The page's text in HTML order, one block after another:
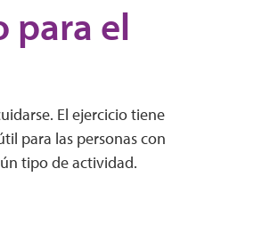
para el
El ejercicio tiene
para las personas con
tipo de actividad.